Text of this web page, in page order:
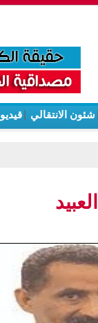
شئون الانتقالي